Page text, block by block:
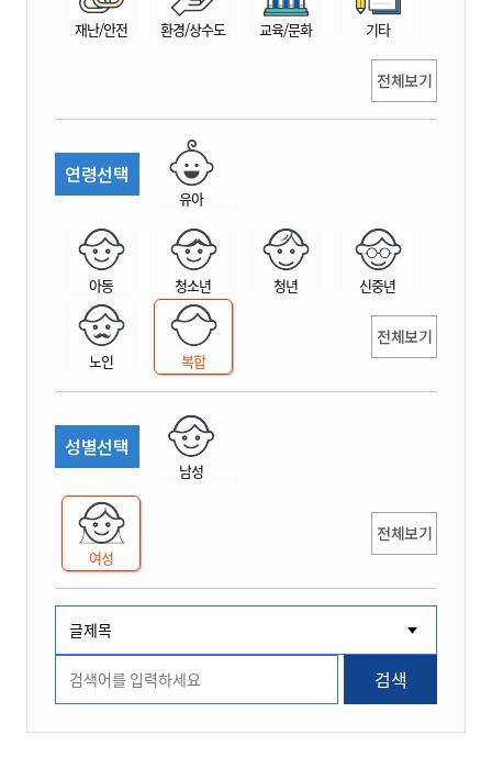
재난/안전 환경/상수도 교육/문화 기타
전체보기
연령선택
유아
아동 청소년 청년 신중년
노인 복합
전체보기
성별선택
남성
여성
전체보기
검색